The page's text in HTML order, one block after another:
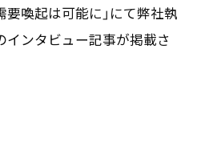
5358
喚起は可能に」にて弊社執
ンタビュー記事が掲載さ